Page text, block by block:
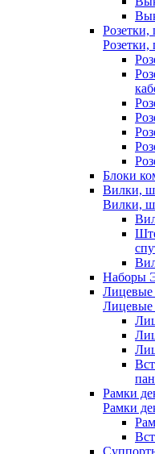
Розетки,
Розетки,
Блоки
Вилки,
Вилки,
Наборы
Лицевые
Лицевые
Рамки
Рамки